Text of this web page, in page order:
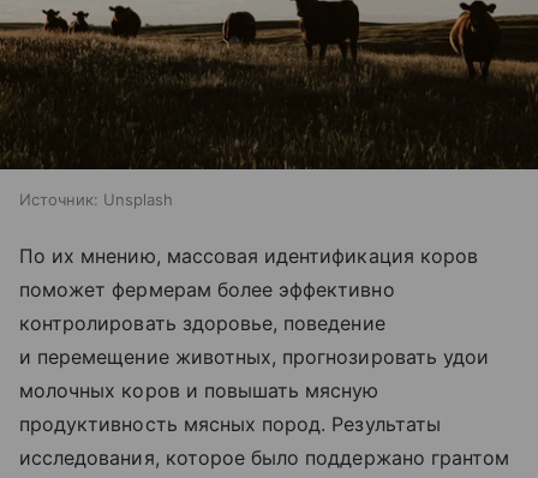
Источник: Unsplash
По их мнению, массовая идентификация коров
поможет фермерам более эффективно
контролировать здоровье, поведение
и перемещение животных, прогнозировать удои
молочных коров и повышать мясную
продуктивность мясных пород. Результаты
исследования, которое было поддержано грантом